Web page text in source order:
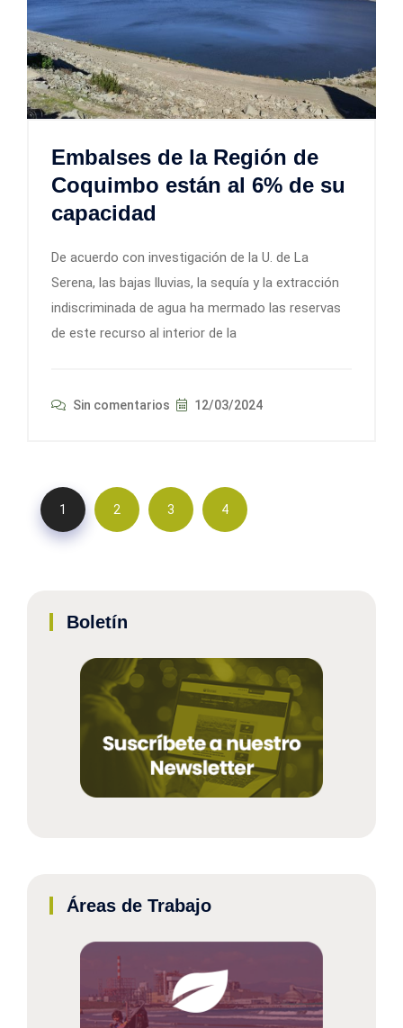
Embalses de la Región de
Coquimbo están al 6% de su
capacidad
De acuerdo con investigación de la U. de La
Serena, las bajas lluvias, la sequía y la extracción
indiscriminada de agua ha mermado las reservas
de este recurso al interior de la
Sin comentarios 12/03/2024
1 2 3 4
Boletín
Áreas de Trabajo